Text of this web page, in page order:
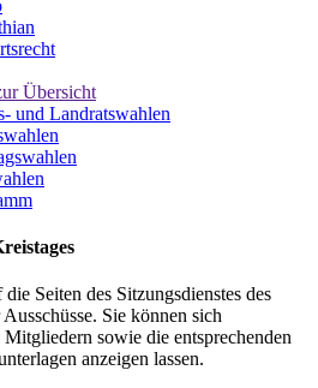
Übersicht
und Landratswahlen
Seiten des Sitzungsdienstes des
Sie können sich
sowie die entsprechenden
anzeigen lassen.